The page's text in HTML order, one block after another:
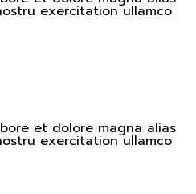
exercitation ullamco
et dolore magna alias
exercitation ullamco